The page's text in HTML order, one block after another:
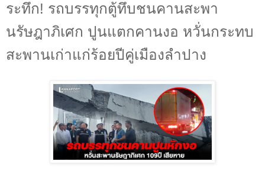
ระทึก! รถบรรทุกตู้ทึบชนคานสะพา
นรัษฎาภิเศก ปูนแตกคานงอ หวั่นกระทบ
สะพานเก่าแก่ร้อยปีคู่เมืองลำปาง